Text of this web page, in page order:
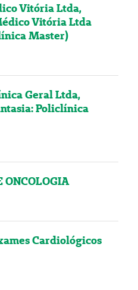
Vitória Ltda,
Vitória Ltda
Master)
Geral Ltda,
Policlínica
ONCOLOGIA
Cardiológicos